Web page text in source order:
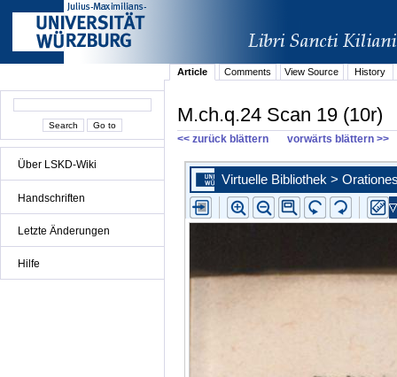
Über LSKD-Wiki
Handschriften
Letzte Änderungen
Hilfe
Article Comments View Source History
M.ch.q.24 Scan 19 (10r)
<< zurück blättern vorwärts blättern >>